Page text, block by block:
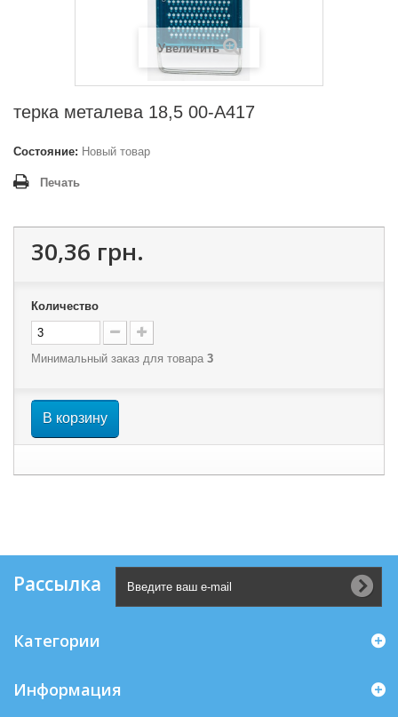
Увеличить
терка металева 18,5 00-А417
Состояние: Новый товар
Печать
30,36 грн.
Количество
Минимальный заказ для товара 3
В корзину
Рассылка
Категории
Информация